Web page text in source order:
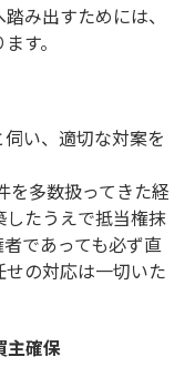
み出すためには、
す。
い、適切な対案を
を多数扱ってきた経
たうえで抵当権抹
であっても必ず直
の対応は一切いた
主確保